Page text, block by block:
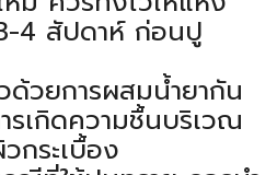
4 สัปดาห์ ก่อนปู
วยการผสมน้ำยากัน
เกิดความชื้นบริเวณ
กระเบื้อง